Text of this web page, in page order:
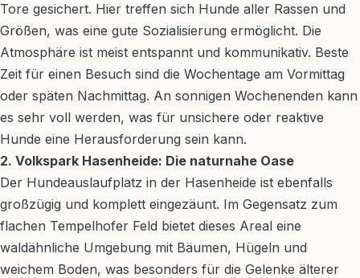
Tore gesichert. Hier treffen sich Hunde aller Rassen und
Größen, was eine gute Sozialisierung ermöglicht. Die
Atmosphäre ist meist entspannt und kommunikativ. Beste
Zeit für einen Besuch sind die Wochentage am Vormittag
oder späten Nachmittag. An sonnigen Wochenenden kann
es sehr voll werden, was für unsichere oder reaktive
Hunde eine Herausforderung sein kann.
2. Volkspark Hasenheide: Die naturnahe Oase
Der Hundeauslaufplatz in der Hasenheide ist ebenfalls
großzügig und komplett eingezäunt. Im Gegensatz zum
flachen Tempelhofer Feld bietet dieses Areal eine
waldähnliche Umgebung mit Bäumen, Hügeln und
weichem Boden, was besonders für die Gelenke älterer